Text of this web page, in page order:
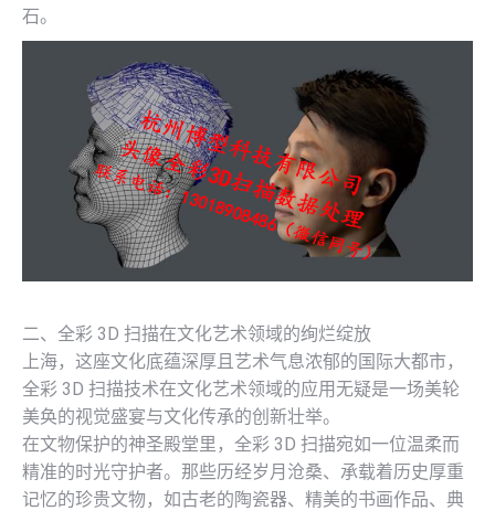
石。
二、全彩 3D 扫描在文化艺术领域的绚烂绽放
上海，这座文化底蕴深厚且艺术气息浓郁的国际大都市，
全彩 3D 扫描技术在文化艺术领域的应用无疑是一场美轮
美奂的视觉盛宴与文化传承的创新壮举。
在文物保护的神圣殿堂里，全彩 3D 扫描宛如一位温柔而
精准的时光守护者。那些历经岁月沧桑、承载着历史厚重
记忆的珍贵文物，如古老的陶瓷器、精美的书画作品、典